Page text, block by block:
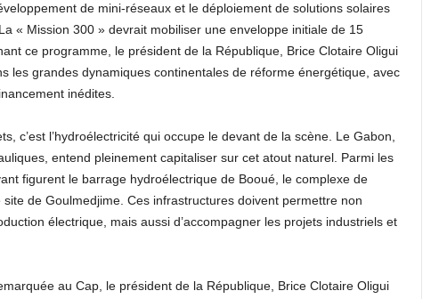
de mini-réseaux et le déploiement de solutions solaires
« Mission 300 » devrait mobiliser une enveloppe initiale de 15
ce programme, le président de la République, Brice Clotaire Oligui
les grandes dynamiques continentales de réforme énergétique, avec
inédites.
c’est l’hydroélectricité qui occupe le devant de la scène. Le Gabon,
entend pleinement capitaliser sur cet atout naturel. Parmi les
figurent le barrage hydroélectrique de Booué, le complexe de
de Goulmedjime. Ces infrastructures doivent permettre non
électrique, mais aussi d’accompagner les projets industriels et
au Cap, le président de la République, Brice Clotaire Oligui